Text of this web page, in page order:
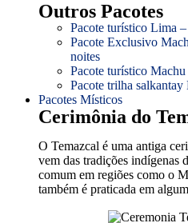
Outros Pacotes
Pacote turístico Lima
Pacote Exclusivo
noites
Pacote turístico
Pacote trilha
Pacotes Místicos
Cerimônia do
O Temazcal é uma antiga
vem das tradições indígenas
comum em regiões como o
também é praticada em